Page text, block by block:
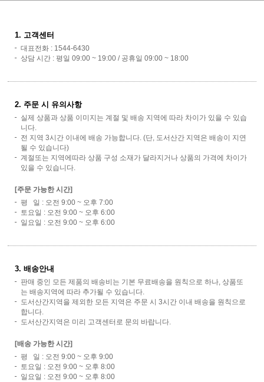
1. 고객센터
대표전화 : 1544-6430
상담 시간 : 평일 09:00 ~ 19:00 / 공휴일 09:00 ~ 18:00
2. 주문 시 유의사항
실제 상품과 상품 이미지는 계절 및 배송 지역에 따라 차이가 있을 수 있습
니다.
전 지역 3시간 이내에 배송 가능합니다. (단, 도서산간 지역은 배송이 지연
될 수 있습니다)
계절또는 지역에따라 상품 구성 소재가 달라지거나 상품의 가격에 차이가
있을 수 있습니다.
[주문 가능한 시간]
평 일 : 오전 9:00 ~ 오후 7:00
토요일 : 오전 9:00 ~ 오후 6:00
일요일 : 오전 9:00 ~ 오후 6:00
3. 배송안내
판매 중인 모든 제품의 배송비는 기본 무료배송을 원칙으로 하나, 상품또
는 배송지역에 따라 추가될 수 있습니다.
도서산간지역을 제외한 모든 지역은 주문 시 3시간 이내 배송을 원칙으로
합니다.
도서산간지역은 미리 고객센터로 문의 바랍니다.
[배송 가능한 시간]
평 일 : 오전 9:00 ~ 오후 9:00
토요일 : 오전 9:00 ~ 오후 8:00
일요일 : 오전 9:00 ~ 오후 8:00